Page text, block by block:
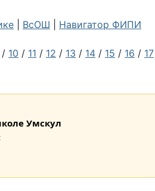
ВсОШ Навигатор ФИПИ
/ 10 / 11 / 12 / 13 / 14 / 15 / 16 / 17
Умскул